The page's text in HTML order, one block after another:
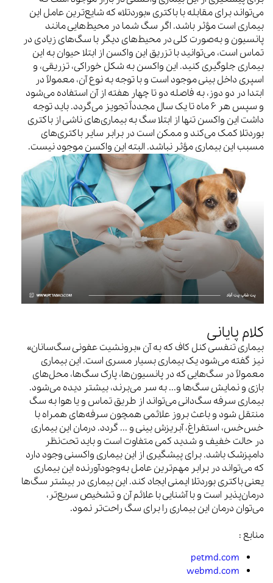
می‌تواند برای مقابله با باکتری «بوردتلا» که شایع‌ترین عامل این
بیماری است مؤثر باشد. اگر سگ شما در محیط‌هایی مانند
پانسیون و به‌صورت کلی در محیط‌های دیگر با سگ‌های زیادی در
تماس است، می‌توانید با تزریق این واکسن از ابتلا حیوان به این
بیماری جلوگیری کنید. این واکسن به شکل خوراکی، تزریقی، و
اسپری داخل بینی موجود است و با توجه به نوع آن، معمولاً در
ابتدا در دو دوز، به فاصله دو تا چهار هفته از آن استفاده می‌شود
و سپس هر ۶ ماه تا یک سال مجدداً تجویز می‌گردد. باید توجه
داشت این واکسن تنها از ابتلا سگ به بیماری‌های ناشی از باکتری
بوردتلا کمک می‌کند و ممکن است در برابر سایر باکتری‌های
مسبب این بیماری مؤثر نباشد. البته این واکسن موجود نیست.
کلام پایانی
بیماری تنفسی کنل کاف که به آن «برونشیت عفونی سگ‌سانان»
نیز گفته می‌شود یک بیماری بسیار مسری است. این بیماری
معمولاً در سگ‌هایی که در پانسیون‌ها، پارک سگ‌ها، محل‌های
بازی و نمایش سگ‌ها و... به سر می‌برند، بیشتر دیده می‌شود.
بیماری سرفه سگ‌دانی می‌تواند از طریق تماس و یا هوا به سگ
منتقل شود و باعث بروز علائمی همچون سرفه‌های همراه با
خس‌خس، استفراغ، آبریزش بینی و ... گردد. درمان این بیماری
در حالت خفیف و شدید کمی متفاوت است و باید تحت‌نظر
دامپزشک باشد. برای پیشگیری از این بیماری واکسنی وجود دارد
که می‌تواند در برابر مهم‌ترین عامل به‌وجودآورنده این بیماری
یعنی باکتری بوردتلا ایمنی ایجاد کند. این بیماری در بیشتر سگ‌ها
درمان‌پذیر است و با آشنایی با علائم آن و تشخیص سریع‌تر،
می‌توان درمان این بیماری را برای سگ راحت‌تر نمود.
منابع :
petmd.com
webmd.com